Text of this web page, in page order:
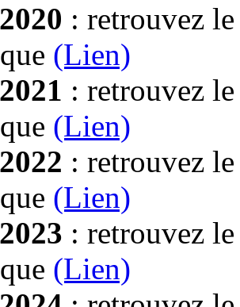
: retrouvez
(Lien)
: retrouvez
(Lien)
: retrouvez
(Lien)
: retrouvez
(Lien)